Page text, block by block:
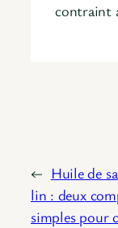
contraint
← Huile de
lin : deux
simples pour